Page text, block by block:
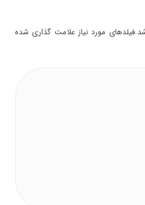
مورد نیاز علامت گذاری شده